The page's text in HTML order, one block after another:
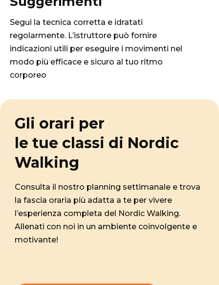
Segui la tecnica corretta e idratati
regolarmente. L’istruttore può fornire
indicazioni utili per eseguire i movimenti nel
modo più efficace e sicuro al tuo ritmo
corporeo
Gli orari per
le tue classi di Nordic
Walking
Consulta il nostro planning settimanale e trova
la fascia oraria più adatta a te per vivere
l’esperienza completa del Nordic Walking.
Allenati con noi in un ambiente coinvolgente e
motivante!